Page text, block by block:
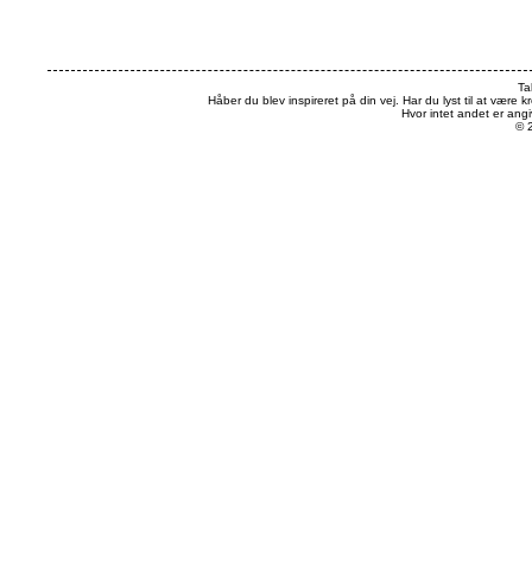
Håber du blev inspireret på din vej. Har du lyst til at være
Hvor intet andet er
©